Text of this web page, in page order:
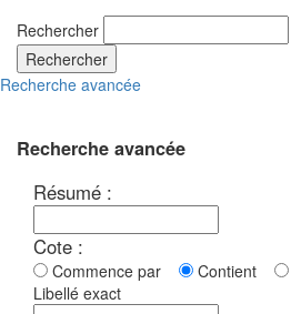
Rechercher
Rechercher
Recherche avancée
Recherche avancée
Résumé :
Cote :
Commence par Contient
Libellé exact